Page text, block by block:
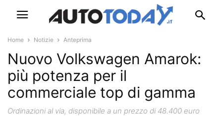
Home Notizie Anteprima
Nuovo Volkswagen Amarok:
più potenza per il
commerciale top di gamma
Ordinazioni al via, disponibile a un prezzo di 48.400 euro